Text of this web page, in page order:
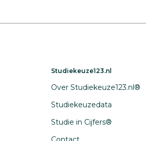
Studiekeuze123.nl
Over Studiekeuze123.nl®
Studiekeuzedata
Studie in Cijfers®